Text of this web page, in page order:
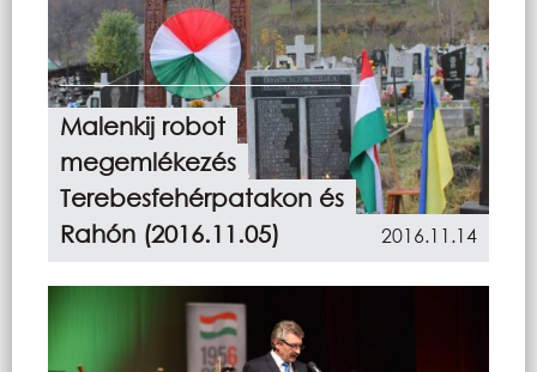
Malenkij robot
megemlékezés
Terebesfehérpatakon és
Rahón (2016.11.05)
2016.11.14